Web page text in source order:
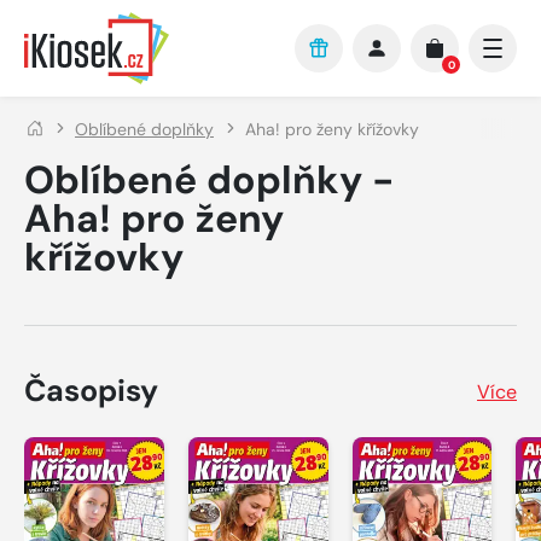
Přejít na hlavní obsah
0
Oblíbené doplňky Aha! pro ženy křížovky
Oblíbené doplňky -
Aha! pro ženy
křížovky
Časopisy Více